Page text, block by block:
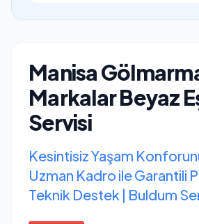
Manisa
Markalar Beyaz
Servisi
Kesintisiz Yaşam
Uzman Kadro ile Garantili
Teknik Destek | Buldum